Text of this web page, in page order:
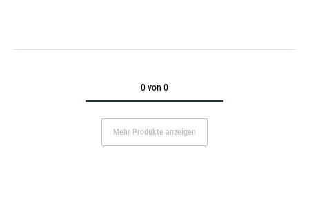
0 von 0
Mehr Produkte anzeigen